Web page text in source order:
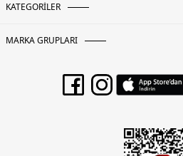
KATEGORİLER
MARKA GRUPLARI